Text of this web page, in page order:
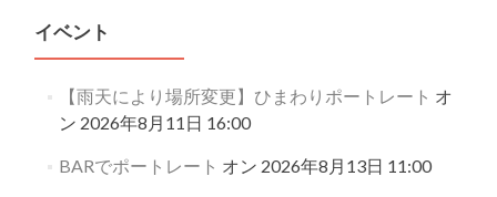
イベント
【雨天により場所変更】ひまわりポートレート オ
ン 2026年8月11日 16:00
BARでポートレート オン 2026年8月13日 11:00